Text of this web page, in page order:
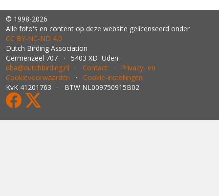
© 1998-2026
Alle foto's en content op deze website gelicenseerd onder
CC BY‑NC‑ND 4.0
Dutch Birding Association
Germenzeel 707 · 5403 XD Uden
dba@dutchbirding.nl · Contact · Privacy- en
Cookievoorwaarden · Cookie-instellingen
KvK 41201763 · BTW NL009750915B02